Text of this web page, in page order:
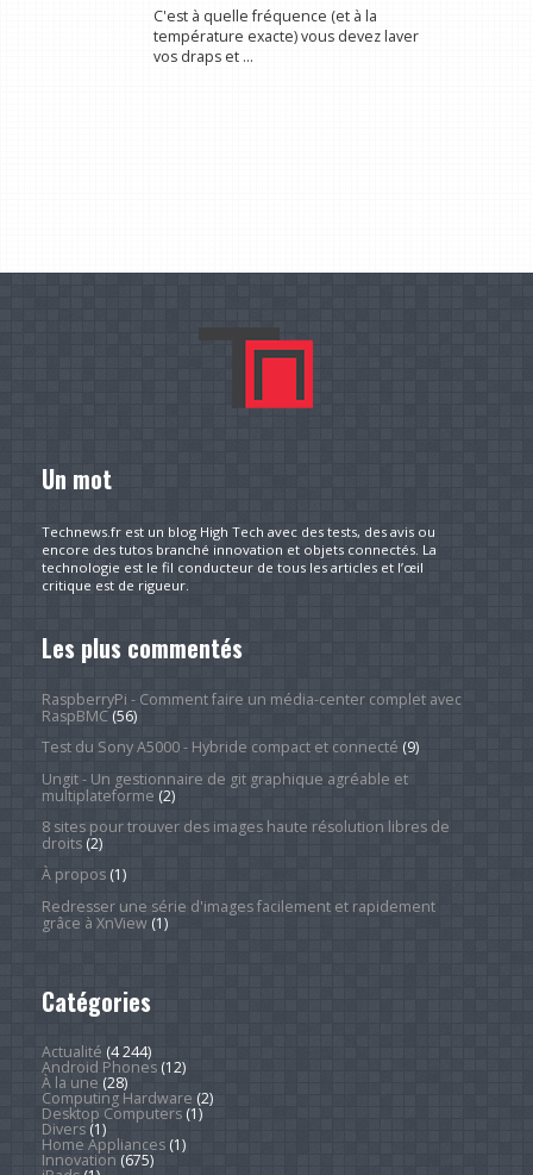
C'est à quelle fréquence (et à la
température exacte) vous devez laver
vos draps et ...
Un mot
Technews.fr est un blog High Tech avec des tests, des avis ou
encore des tutos branché innovation et objets connectés. La
technologie est le fil conducteur de tous les articles et l’œil
critique est de rigueur.
Les plus commentés
RaspberryPi - Comment faire un média-center complet avec
RaspBMC(56)
Test du Sony A5000 - Hybride compact et connecté (9)
Ungit - Un gestionnaire de git graphique agréable et
multiplateforme (2)
8 sites pour trouver des images haute résolution libres de
droits(2)
À propos(1)
Redresser une série d'images facilement et rapidement
grâce à XnView(1)
Catégories
Actualité (4 244)
Android Phones(12)
À la une (28)
Computing Hardware (2)
Desktop Computers(1)
Divers(1)
Home Appliances(1)
Innovation (675)